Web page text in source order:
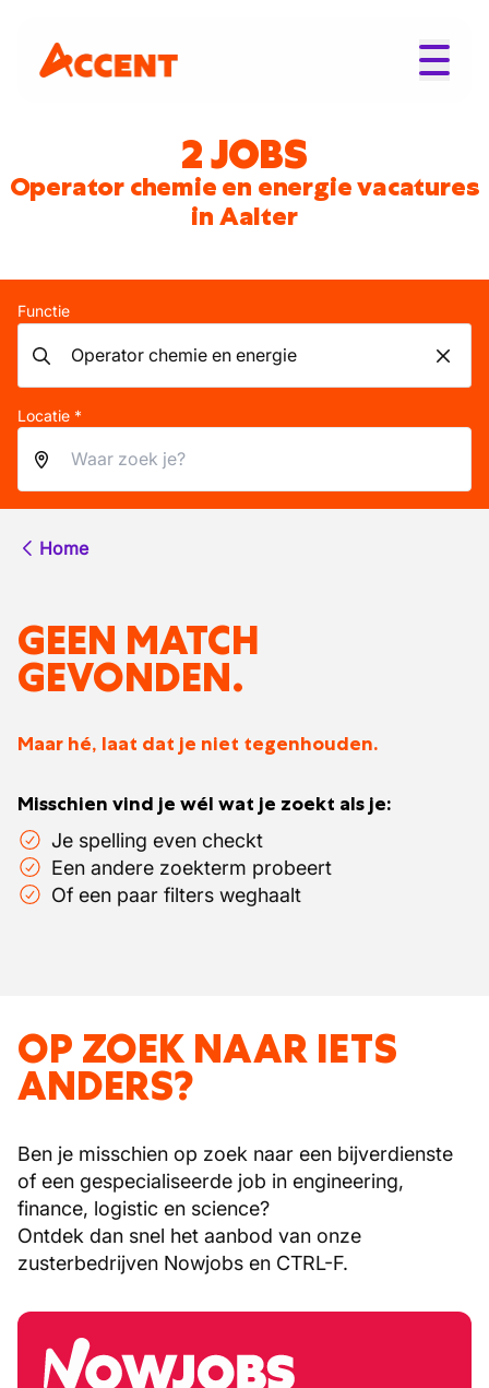
2 JOBS
Operator chemie en energie vacatures
in Aalter
Functie
Locatie *
Home
GEEN MATCH
GEVONDEN.
Maar hé, laat dat je niet tegenhouden.
Misschien vind je wél wat je zoekt als je:
Je spelling even checkt
Een andere zoekterm probeert
Of een paar filters weghaalt
OP ZOEK NAAR IETS
ANDERS?
Ben je misschien op zoek naar een bijverdienste
of een gespecialiseerde job in engineering,
finance, logistic en science?
Ontdek dan snel het aanbod van onze
zusterbedrijven Nowjobs en CTRL-F.